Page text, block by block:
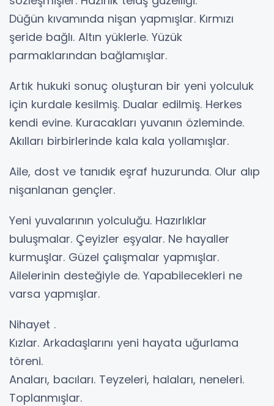
Düğün kıvamında nişan yapmışlar. Kırmızı
şeride bağlı. Altın yüklerle. Yüzük
parmaklarından bağlamışlar.
Artık hukuki sonuç oluşturan bir yeni yolculuk
için kurdale kesilmiş. Dualar edilmiş. Herkes
kendi evine. Kuracakları yuvanın özleminde.
Akılları birbirlerinde kala kala yollamışlar.
Aile, dost ve tanıdık eşraf huzurunda. Olur alıp
nişanlanan gençler.
Yeni yuvalarının yolculuğu. Hazırlıklar
buluşmalar. Çeyizler eşyalar. Ne hayaller
kurmuşlar. Güzel çalışmalar yapmışlar.
Ailelerinin desteğiyle de. Yapabilecekleri ne
varsa yapmışlar.
Nihayet .
Kızlar. Arkadaşlarını yeni hayata uğurlama
töreni.
Anaları, bacıları. Teyzeleri, halaları, neneleri.
Toplanmışlar.